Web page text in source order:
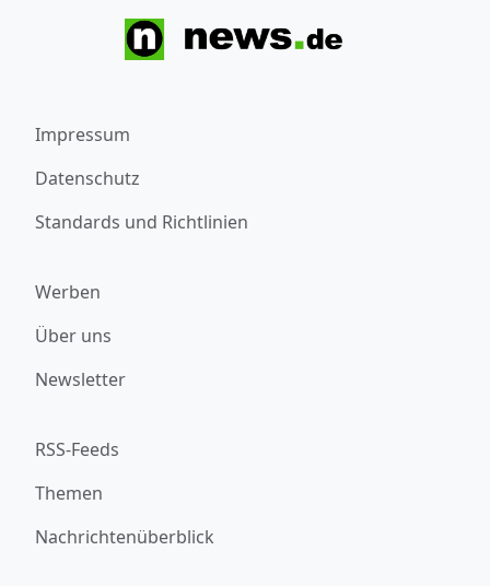
Impressum
Datenschutz
Standards und Richtlinien
Werben
Über uns
Newsletter
RSS-Feeds
Themen
Nachrichtenüberblick